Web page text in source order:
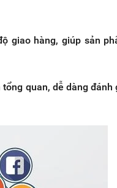
giao hàng, giúp sản
quan, dễ dàng đánh